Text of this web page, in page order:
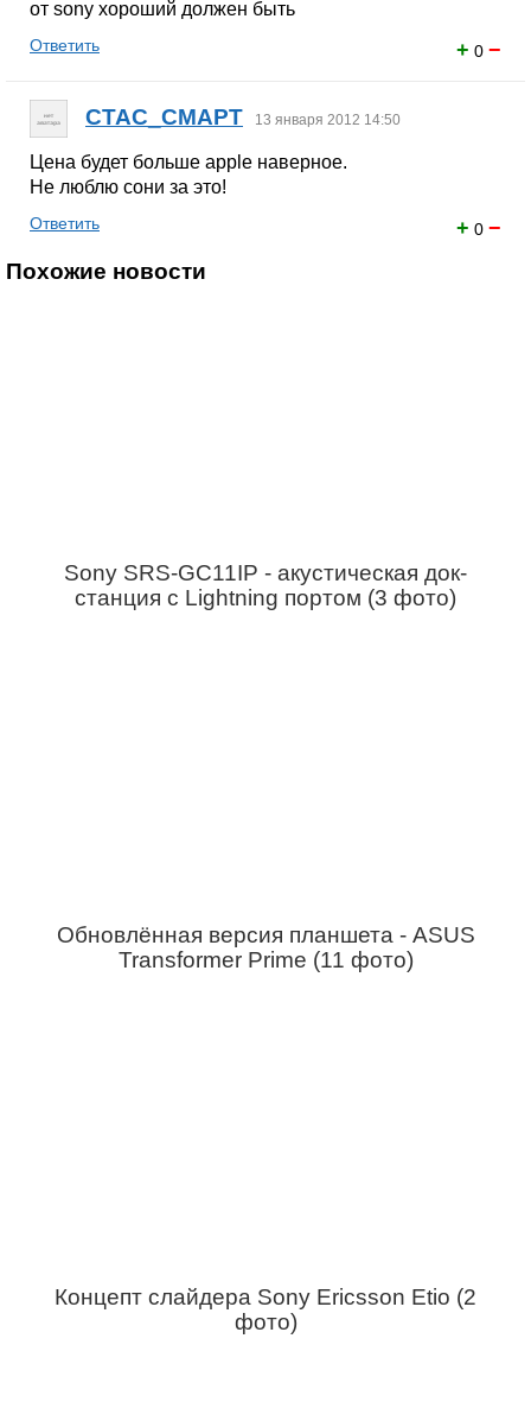
от sony хороший должен быть
+ 0 −
Ответить
CTAC_CMAPT 13 января 2012 14:50
Цена будет больше apple наверное.
Не люблю сони за это!
+ 0 −
Ответить
Похожие новости
Sony SRS-GC11IP - акустическая док-
станция с Lightning портом (3 фото)
Обновлённая версия планшета - ASUS
Transformer Prime (11 фото)
Концепт слайдера Sony Ericsson Etio (2
фото)